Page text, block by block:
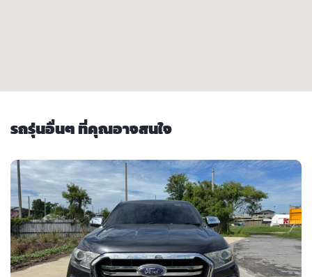
รถรุ่นอื่นๆ ที่คุณอาจสนใจ